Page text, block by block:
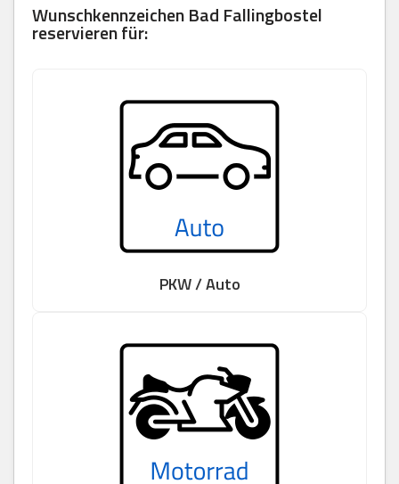
WunschkennzeichenBad Fallingbostel
reservieren für:
PKW / Auto